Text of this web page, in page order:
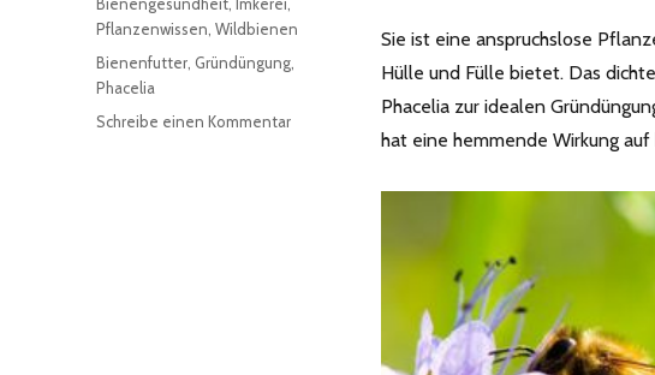
Sie ist eine anspruchslose
Hülle und Fülle bietet. Das
Phacelia zur idealen
hat eine hemmende Wirkung
Pflanzenwissen ,Wildbienen
Schlagwörter
Bienenfutter Gründüngung
Phacelia
Schreibe einen Kommentarzu